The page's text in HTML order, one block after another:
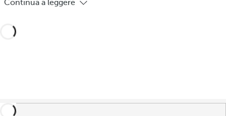
Continua a leggere